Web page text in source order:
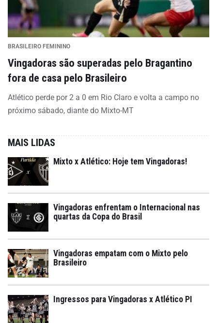
BRASILEIRO FEMININO
Vingadoras são superadas pelo Bragantino
fora de casa pelo Brasileiro
Atlético perde por 2 a 0 em Rio Claro e volta a campo no
próximo sábado, diante do Mixto-MT
MAIS LIDAS
Mixto x Atlético: Hoje tem Vingadoras!
Vingadoras enfrentam o Internacional nas
quartas da Copa do Brasil
Vingadoras empatam com o Mixto pelo
Brasileiro
Ingressos para Vingadoras x Atlético PI